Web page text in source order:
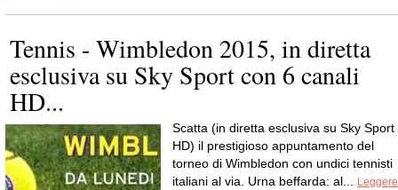
Tennis - Wimbledon 2015, in diretta
esclusiva su Sky Sport con 6 canali
HD...
Scatta (in diretta esclusiva su Sky Sport
HD) il prestigioso appuntamento del
torneo di Wimbledon con undici tennisti
italiani al via. Urna beffarda: al... Leggere